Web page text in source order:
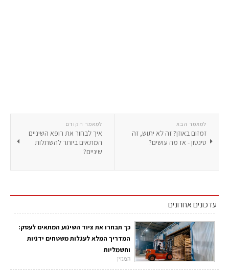
למאמר הקודם
איך לבחור את רופא השיניים
המתאים ביותר להשתלות
שיניים?
למאמר הבא
זמזום באוזן? זה לא יתוש, זה
טינטון - אז מה עושים?
עדכונים אחרונים
כך תבחרו את ציוד השינוע המתאים לעסק:
המדריך המלא לעגלות משטחים ידניות
וחשמליות
המגזין